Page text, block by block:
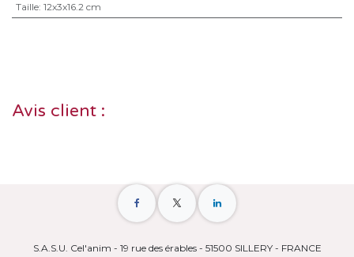
Taille: 12x3x16.2 cm
Avis client :
S.A.S.U. Cel'anim - 19 rue des érables - 51500 SILLERY - FRANCE